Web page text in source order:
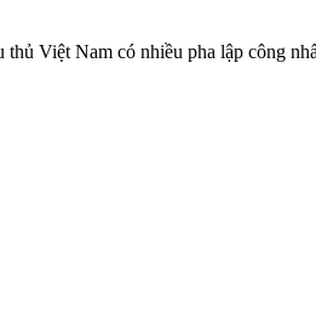
Việt Nam có nhiều pha lập công